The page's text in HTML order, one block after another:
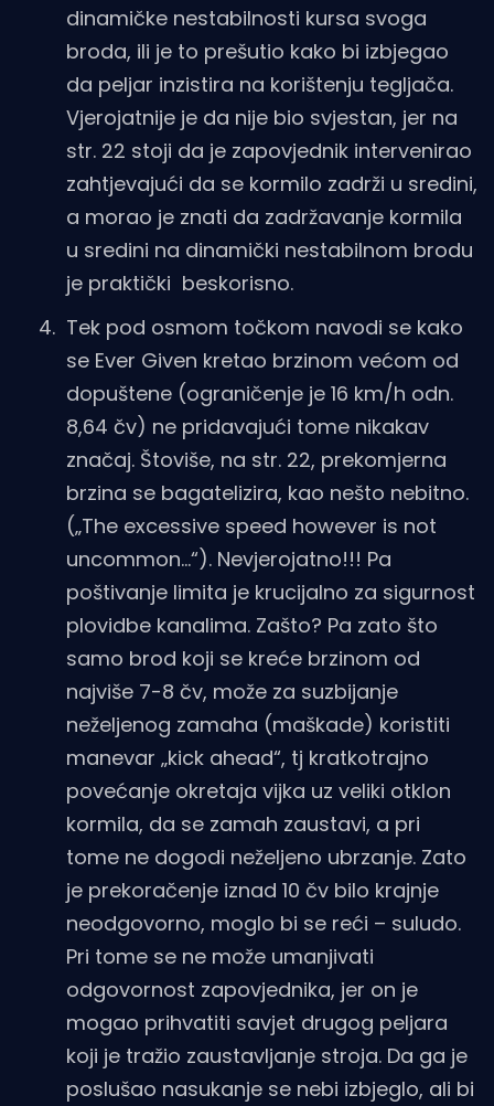
dinamičke nestabilnosti kursa svoga
broda, ili je to prešutio kako bi izbjegao
da peljar inzistira na korištenju tegljača.
Vjerojatnije je da nije bio svjestan, jer na
str. 22 stoji da je zapovjednik intervenirao
zahtjevajući da se kormilo zadrži u sredini,
a morao je znati da zadržavanje kormila
u sredini na dinamički nestabilnom brodu
je praktički beskorisno.
Tek pod osmom točkom navodi se kako
se Ever Given kretao brzinom većom od
dopuštene (ograničenje je 16 km/h odn.
8,64 čv) ne pridavajući tome nikakav
značaj. Štoviše, na str. 22, prekomjerna
brzina se bagatelizira, kao nešto nebitno.
(„The excessive speed however is not
uncommon...“). Nevjerojatno!!! Pa
poštivanje limita je krucijalno za sigurnost
plovidbe kanalima. Zašto? Pa zato što
samo brod koji se kreće brzinom od
najviše 7-8 čv, može za suzbijanje
neželjenog zamaha (maškade) koristiti
manevar „kick ahead“, tj kratkotrajno
povećanje okretaja vijka uz veliki otklon
kormila, da se zamah zaustavi, a pri
tome ne dogodi neželjeno ubrzanje. Zato
je prekoračenje iznad 10 čv bilo krajnje
neodgovorno, moglo bi se reći – suludo.
Pri tome se ne može umanjivati
odgovornost zapovjednika, jer on je
mogao prihvatiti savjet drugog peljara
koji je tražio zaustavljanje stroja. Da ga je
poslušao nasukanje se nebi izbjeglo, ali bi